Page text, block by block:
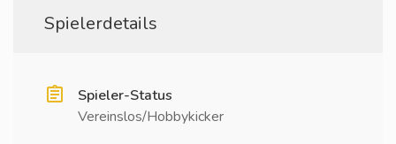
Spielerdetails
Spieler-Status
Vereinslos/Hobbykicker